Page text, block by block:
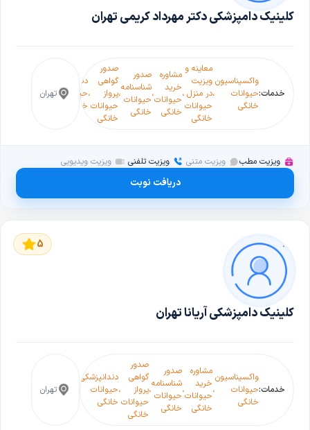
کلینیک دامپزشکی دکتر مهرداد کریمی تهران
خدمات:
واکسیناسیون
حیوانات
خانگی
،
معاینه و
ویزیت
در منزل
حیوانات
خانگی
،
مشاوره
خرید
حیوانات
خانگی
،
صدور
شناسنامه
حیوانات
خانگی
،
صدور
گواهی
پرواز
حیوانات
خانگی
،
دندانپزشکی
حیوانات
خانگی
،سلامتتهران
ویزیت مطب ویزیت متنی ویزیت تلفنی ویزیت ویدیویی
دریافت نوبت
5
کلینیک دامپزشکی آریانا تهران
خدمات:
واکسیناسیون
حیوانات
خانگی
،
مشاوره
خرید
حیوانات
خانگی
،
صدور
شناسنامه
حیوانات
خانگی
،
صدور
گواهی
پرواز
حیوانات
خانگی
،
دندانپزشکی
حیوانات
خانگی
سلامت ،و تربیت
حیواناتتهران